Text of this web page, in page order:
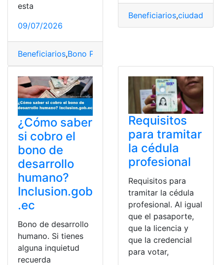
esta
09/07/2026
Beneficiarios,Bono Prospera
Beneficiarios,ciudadanos
¿Cómo saber
si cobro el
bono de
desarrollo
humano?
Inclusion.gob
.ec
Bono de desarrollo
humano. Si tienes
alguna inquietud
recuerda
Requisitos
para tramitar
la cédula
profesional
Requisitos para
tramitar la cédula
profesional. Al igual
que el pasaporte,
que la licencia y
que la credencial
para votar,